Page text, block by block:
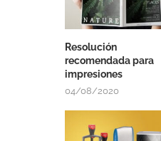
Resolución
recomendada para
impresiones
04/08/2020